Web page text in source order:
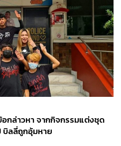
กล่าวหา จากกิจกรรมแต่งชุด
บิลลี่ถูกอุ้มหาย